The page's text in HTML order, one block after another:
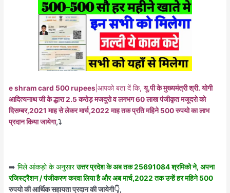
e shram card 500 rupees |आपको बता दें कि,यू.पी के मुख्यमंत्री श्री. योगी
आदित्यनाथ जी के द्धारा 2.5 करोड़ मजदूरो व लगभग 60 लाख पंजीकृत मजूदरो को
दिसम्बर,2021 माह से लेकर मार्च,2022 माह तक प्रति महिने 500 रुपयो का लाभ
प्रदान किया जायेगा,⤵️
➡️मिले आंकड़ो के अनुसारउत्तर प्रदेश के अब तक 25691084 श्रमिको ने, अपना
रजिस्ट्रैशन / पंजीकरण करवा लिया है और अब मार्च,2022 तक उन्हें हर महिने 500
रुपयो की आर्थिक सहायता प्रदान की जायेगी👇,